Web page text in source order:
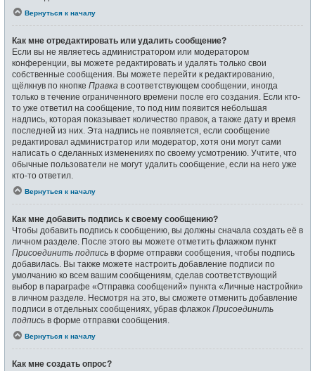
Вернуться к началу
Как мне отредактировать или удалить сообщение?
Если вы не являетесь администратором или модератором
конференции, вы можете редактировать и удалять только свои
собственные сообщения. Вы можете перейти к редактированию,
щёлкнув по кнопке Правка в соответствующем сообщении, иногда
только в течение ограниченного времени после его создания. Если кто-
то уже ответил на сообщение, то под ним появится небольшая
надпись, которая показывает количество правок, а также дату и время
последней из них. Эта надпись не появляется, если сообщение
редактировал администратор или модератор, хотя они могут сами
написать о сделанных изменениях по своему усмотрению. Учтите, что
обычные пользователи не могут удалить сообщение, если на него уже
кто-то ответил.
Вернуться к началу
Как мне добавить подпись к своему сообщению?
Чтобы добавить подпись к сообщению, вы должны сначала создать её в
личном разделе. После этого вы можете отметить флажком пункт
Присоединить подпись в форме отправки сообщения, чтобы подпись
добавилась. Вы также можете настроить добавление подписи по
умолчанию ко всем вашим сообщениям, сделав соответствующий
выбор в параграфе «Отправка сообщений» пункта «Личные настройки»
в личном разделе. Несмотря на это, вы сможете отменить добавление
подписи в отдельных сообщениях, убрав флажок Присоединить
подпись в форме отправки сообщения.
Вернуться к началу
Как мне создать опрос?